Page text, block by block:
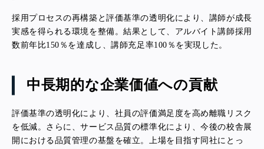
採用プロセスの再構築と評価基準の透明化により、講師が成長
実感を得られる環境を整備。結果として、アルバイト講師採用
数前年比150％を達成し、講師充足率100％を実現した。
中長期的な企業価値への貢献
評価基準の透明化により、社員の評価満足度を高め離職リスク
を低減。さらに、サービス品質の標準化により、今後の校舎展
開における品質管理の基盤を確立。上場を目指す同社にとっ